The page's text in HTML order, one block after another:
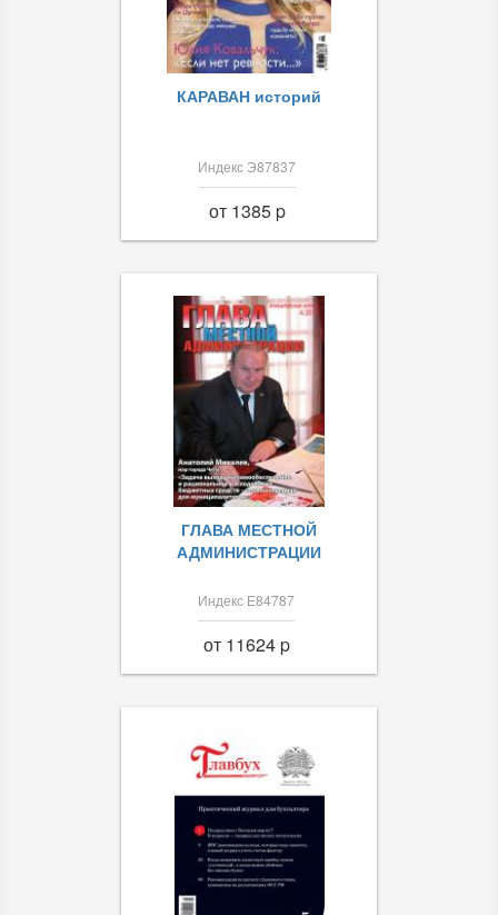
КАРАВАН историй
Индекс Э87837
от 1385 p
ГЛАВА МЕСТНОЙ
АДМИНИСТРАЦИИ
Индекс Е84787
от 11624 p